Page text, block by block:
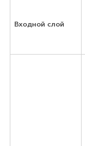
Входной слой